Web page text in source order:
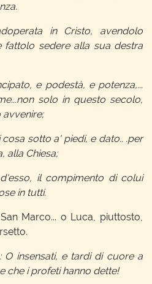
in Cristo, avendolo
fattolo sedere alla sua destra
e podestà, e potenza,...
solo in questo secolo,
sotto a' piedi, e dato.. .per
alla Chiesa;
il compimento di colui
in tutti.
Marco... o Luca, piuttosto,
O insensati, e tardi di cuore a
che i profeti hanno dette!